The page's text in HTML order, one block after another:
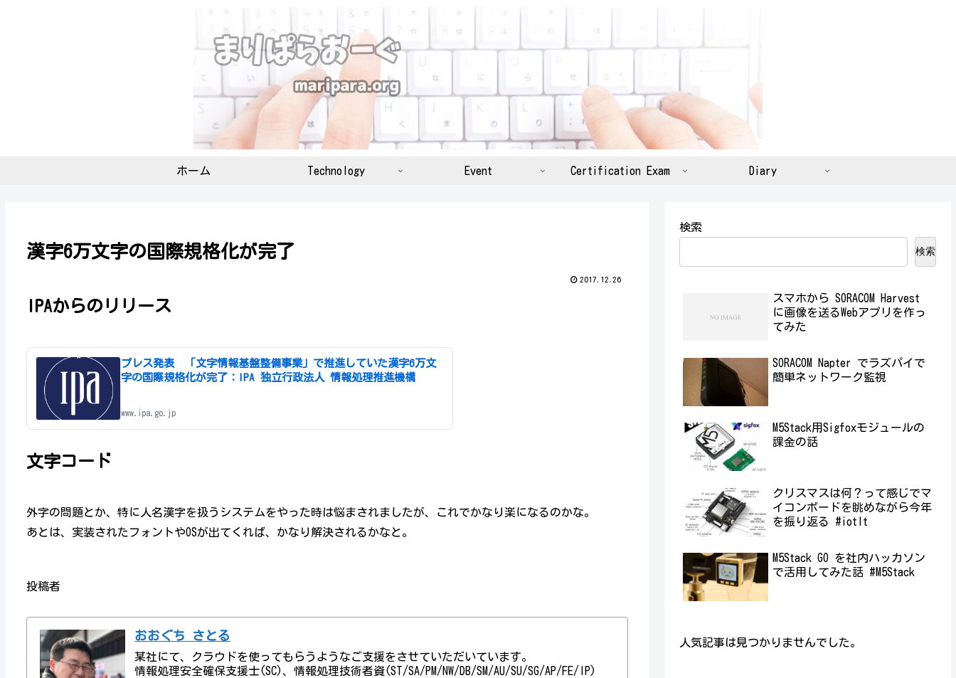
ホーム Technology Event Certification Exam Diary
漢字6万文字の国際規格化が完了
2017.12.26
IPAからのリリース
プレス発表 「文字情報基盤整備事業」で推進していた漢字6万文
字の国際規格化が完了：IPA 独立行政法人 情報処理推進機構
www.ipa.go.jp
文字コード
外字の問題とか、特に人名漢字を扱うシステムをやった時は悩まされましたが、これでかなり楽になるのかな。
あとは、実装されたフォントやOSが出てくれば、かなり解決されるかなと。
投稿者
おおぐち さとる
某社にて、クラウドを使ってもらうようなご支援をさせていただいています。
情報処理安全確保支援士(SC)、情報処理技術者資(ST/SA/PM/NW/DB/SM/AU/SU/SG/AP/FE/IP)
検索
検索
スマホから SORACOM Harvest
に画像を送るWebアプリを作っ
てみた
SORACOM Napter でラズパイで
簡単ネットワーク監視
M5Stack用Sigfoxモジュールの
課金の話
クリスマスは何？って感じでマ
イコンボードを眺めながら今年
を振り返る #iotlt
M5Stack GO を社内ハッカソン
で活用してみた話 #M5Stack
人気記事は見つかりませんでした。